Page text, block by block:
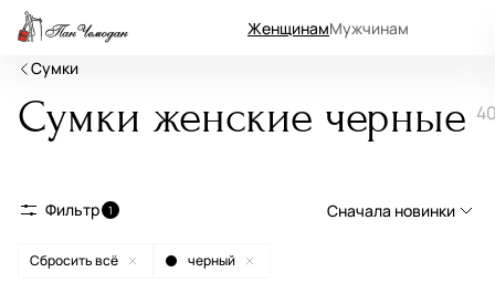
ЖенщинамМужчинам
Сумки
Сумки женские черные
Фильтр 1 Сначала новинки
Сбросить всё черный